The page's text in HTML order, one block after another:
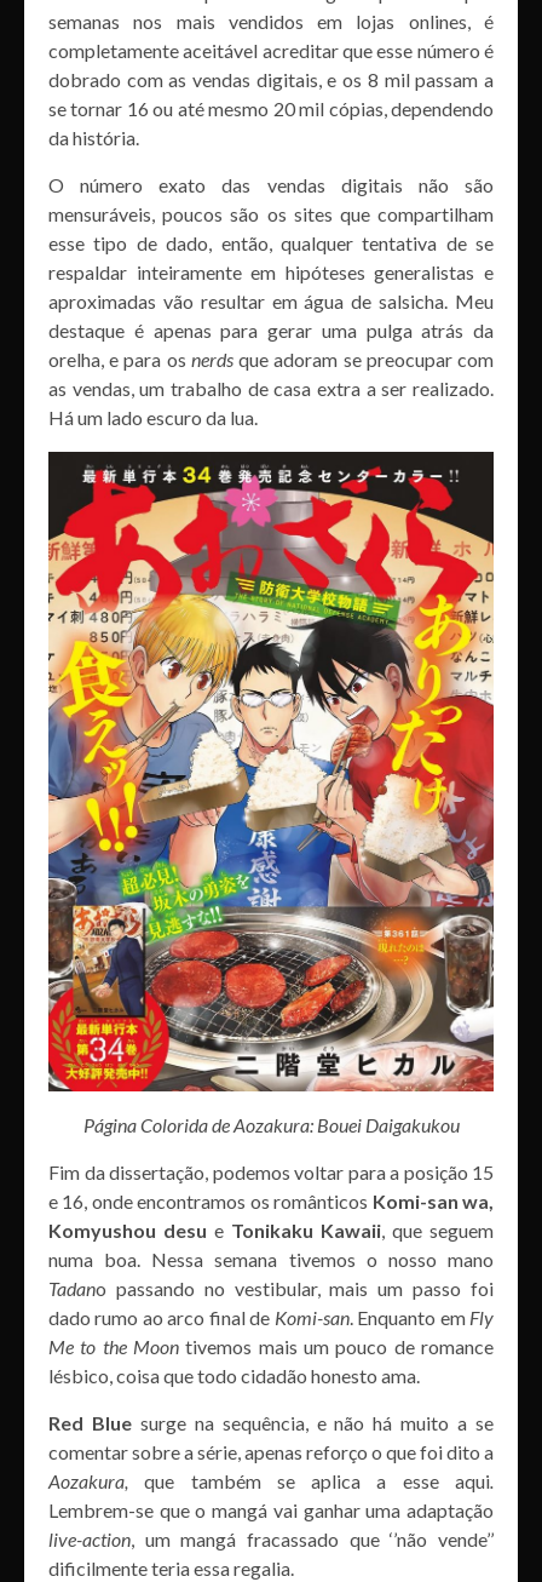
semanas nos mais vendidos em lojas onlines, é
completamente aceitável acreditar que esse número é
dobrado com as vendas digitais, e os 8 mil passam a
se tornar 16 ou até mesmo 20 mil cópias, dependendo
da história.
O número exato das vendas digitais não são
mensuráveis, poucos são os sites que compartilham
esse tipo de dado, então, qualquer tentativa de se
respaldar inteiramente em hipóteses generalistas e
aproximadas vão resultar em água de salsicha. Meu
destaque é apenas para gerar uma pulga atrás da
orelha, e para os nerdsque adoram se preocupar com
as vendas, um trabalho de casa extra a ser realizado.
Há um lado escuro da lua.
Página Colorida de Aozakura: Bouei Daigakukou
Fim da dissertação, podemos voltar para a posição 15
e 16, onde encontramos os românticos Komi-san wa,
Komyushou desu e Tonikaku Kawaii, que seguem
numa boa. Nessa semana tivemos o nosso mano
Tadano passando no vestibular, mais um passo foi
dado rumo ao arco final de Komi-san. Enquanto em Fly
Me to the Moontivemos mais um pouco de romance
lésbico, coisa que todo cidadão honesto ama.
Red Blue surge na sequência, e não há muito a se
comentar sobre a série, apenas reforço o que foi dito a
Aozakura, que também se aplica a esse aqui.
Lembrem-se que o mangá vai ganhar uma adaptação
live-action, um mangá fracassado que ‘’não vende’’
dificilmente teria essa regalia.